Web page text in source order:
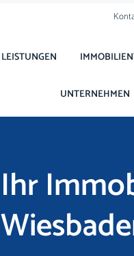
LEISTUNGEN
UNTERNEHMEN
Ihr